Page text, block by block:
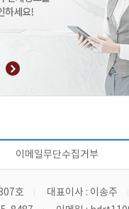
이메일무단수집거부
호 대표이사 : 이송주